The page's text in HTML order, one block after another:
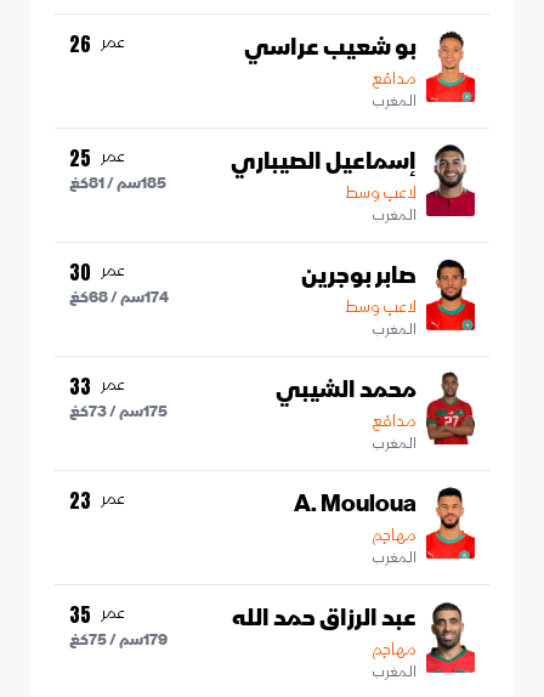
بو شعيب عراسي
مدافع
المغرب
عمر 26
إسماعيل الصيباري
لاعب وسط
المغرب
عمر 25
185سم /81كغ
صابر بوجرين
لاعب وسط
المغرب
عمر 30
174سم /68كغ
محمد الشيبي
مدافع
المغرب
عمر 33
175سم /73كغ
A. Mouloua
مهاجم
المغرب
عمر 23
عبد الرزاق حمد الله
مهاجم
المغرب
عمر 35
179سم /75كغ